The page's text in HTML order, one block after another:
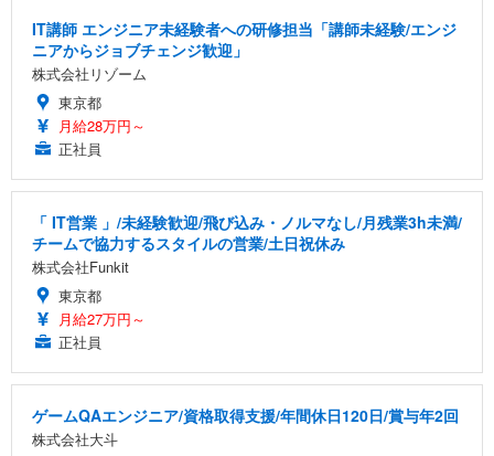
IT講師 エンジニア未経験者への研修担当「講師未経験/エンジ
ニアからジョブチェンジ歓迎」
株式会社リゾーム
東京都
月給28万円～
正社員
「 IT営業 」/未経験歓迎/飛び込み・ノルマなし/月残業3h未満/
チームで協力するスタイルの営業/土日祝休み
株式会社Funkit
東京都
月給27万円～
正社員
ゲームQAエンジニア/資格取得支援/年間休日120日/賞与年2回
株式会社大斗